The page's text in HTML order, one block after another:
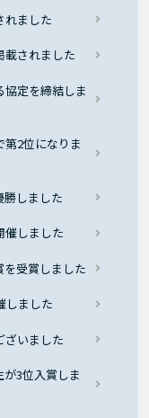
れました
載されました
定を締結しま
2位になりま
勝しました
催しました
受賞しました
しました
ざいました
3位入賞しま